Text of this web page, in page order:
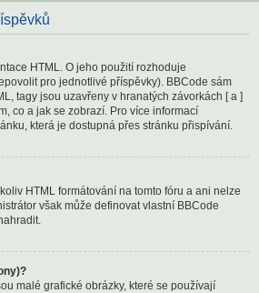
HTML. O jeho použití rozhoduje
pro jednotlivé příspěvky). BBCode sám
tagy jsou uzavřeny v hranatých závorkách [ a ]
co a jak se zobrazí. Pro více informací
která je dostupná přes stránku přispívání.
HTML formátování na tomto fóru a ani nelze
však může definovat vlastní BBCode
malé grafické obrázky, které se používají